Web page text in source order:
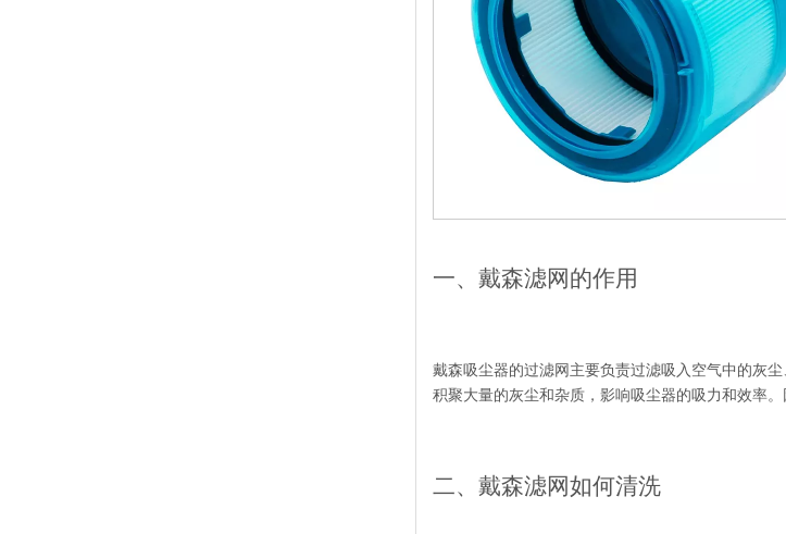
一、戴森滤网的作用
戴森吸尘器的过滤网主要负责过滤吸入空气中的灰
积聚大量的灰尘和杂质，影响吸尘器的吸力和效率。
二、戴森滤网如何清洗